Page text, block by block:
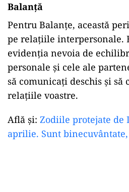
Balanță
Pentru Balanțe, această
pe relațiile interpersonale.
evidenția nevoia de
personale și cele ale
să comunicați deschis și
relațiile voastre.​
Află și: Zodiile protejate
aprilie. Sunt